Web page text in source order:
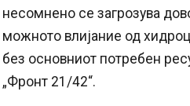
несомнено се загрозува
можното влијание од
без основниот потребен
„Фронт 21/42“.